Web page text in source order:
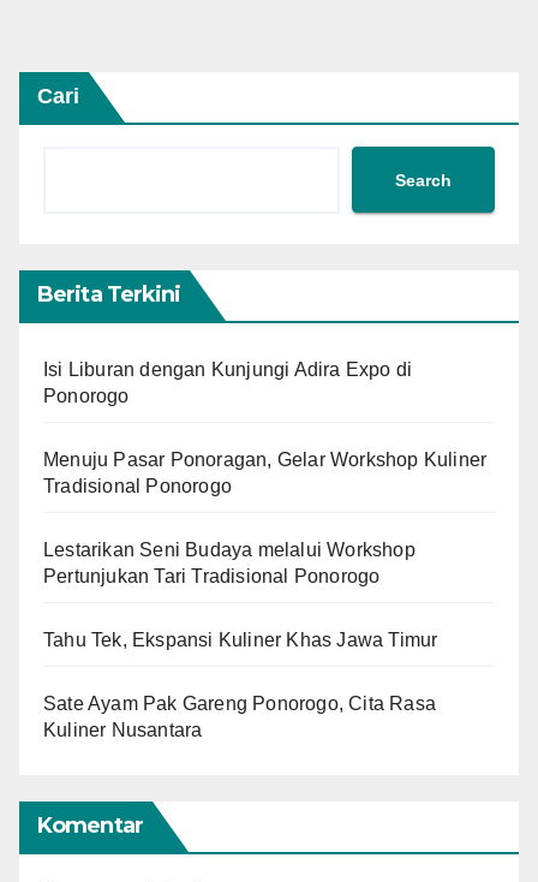
Cari
Search
Berita Terkini
Isi Liburan dengan Kunjungi Adira Expo di
Ponorogo
Menuju Pasar Ponoragan, Gelar Workshop Kuliner
Tradisional Ponorogo
Lestarikan Seni Budaya melalui Workshop
Pertunjukan Tari Tradisional Ponorogo
Tahu Tek, Ekspansi Kuliner Khas Jawa Timur
Sate Ayam Pak Gareng Ponorogo, Cita Rasa
Kuliner Nusantara
Komentar